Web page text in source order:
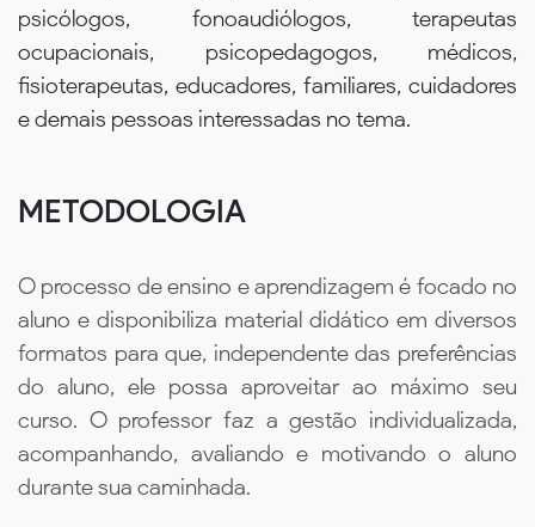
psicólogos, fonoaudiólogos, terapeutas
ocupacionais, psicopedagogos, médicos,
fisioterapeutas, educadores, familiares, cuidadores
e demais pessoas interessadas no tema.
METODOLOGIA
O processo de ensino e aprendizagem é focado no
aluno e disponibiliza material didático em diversos
formatos para que, independente das preferências
do aluno, ele possa aproveitar ao máximo seu
curso. O professor faz a gestão individualizada,
acompanhando, avaliando e motivando o aluno
durante sua caminhada.